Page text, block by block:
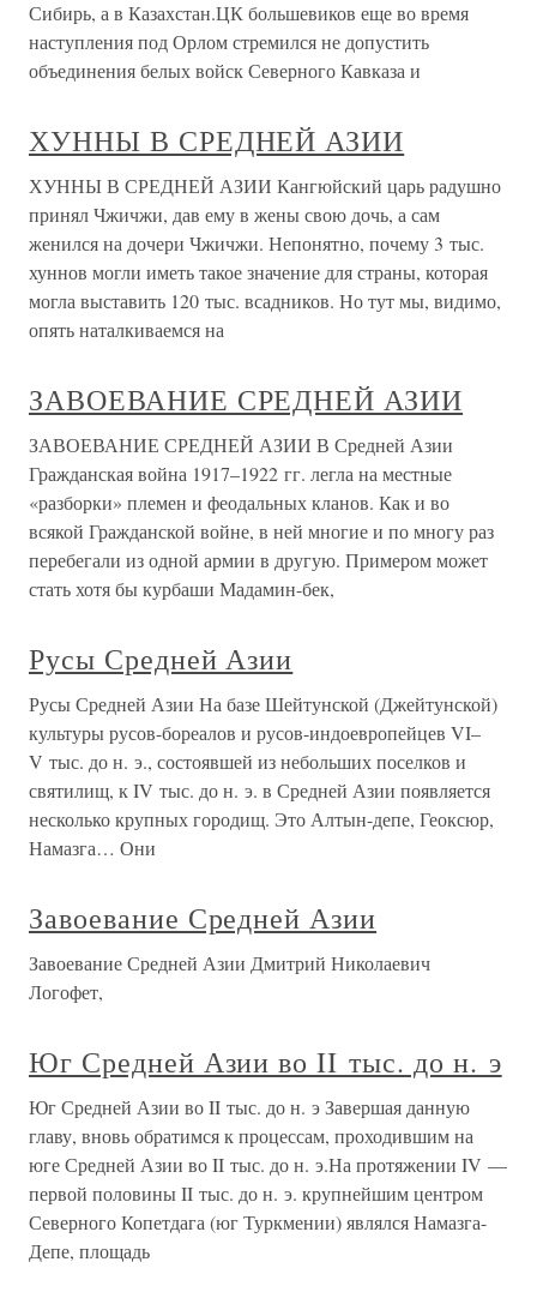
Сибирь, а в Казахстан.ЦК большевиков еще во время
наступления под Орлом стремился не допустить
объединения белых войск Северного Кавказа и
ХУННЫ В СРЕДНЕЙ АЗИИ
ХУННЫ В СРЕДНЕЙ АЗИИ Кангюйский царь радушно
принял Чжичжи, дав ему в жены свою дочь, а сам
женился на дочери Чжичжи. Непонятно, почему 3 тыс.
хуннов могли иметь такое значение для страны, которая
могла выставить 120 тыс. всадников. Но тут мы, видимо,
опять наталкиваемся на
ЗАВОЕВАНИЕ СРЕДНЕЙ АЗИИ
ЗАВОЕВАНИЕ СРЕДНЕЙ АЗИИ В Средней Азии
Гражданская война 1917–1922 гг. легла на местные
«разборки» племен и феодальных кланов. Как и во
всякой Гражданской войне, в ней многие и по многу раз
перебегали из одной армии в другую. Примером может
стать хотя бы курбаши Мадамин-бек,
Русы Средней Азии
Русы Средней Азии На базе Шейтунской (Джейтунской)
культуры русов-бореалов и русов-индоевропейцев VI–
V тыс. до н. э., состоявшей из небольших поселков и
святилищ, к IV тыс. до н. э. в Средней Азии появляется
несколько крупных городищ. Это Алтын-депе, Геоксюр,
Намазга… Они
Завоевание Средней Азии
Завоевание Средней Азии Дмитрий Николаевич
Логофет,
Юг Средней Азии во II тыс. до н. э
Юг Средней Азии во II тыс. до н. э Завершая данную
главу, вновь обратимся к процессам, проходившим на
юге Средней Азии во II тыс. до н. э.На протяжении IV —
первой половины II тыс. до н. э. крупнейшим центром
Северного Копетдага (юг Туркмении) являлся Намазга-
Депе, площадь